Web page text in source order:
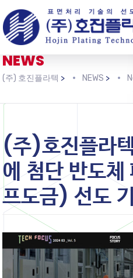
NEWS
(주) 호진플라텍 > NEWS >
(주)호진플라
에 첨단 반도
프도금) 선도